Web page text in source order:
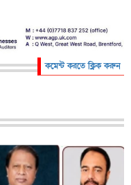
কমেন্ট করতে ক্লিক করুন